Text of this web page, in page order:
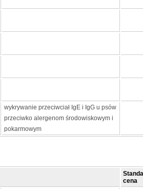
wykrywanie przeciwciał IgE i IgG u psów
przeciwko alergenom środowiskowym i
pokarmowym
cena